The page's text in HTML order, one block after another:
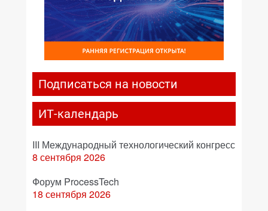
Подписаться на новости
ИТ-календарь
III Международный технологический конгресс
8 сентября 2026
Форум ProcessTech
18 сентября 2026